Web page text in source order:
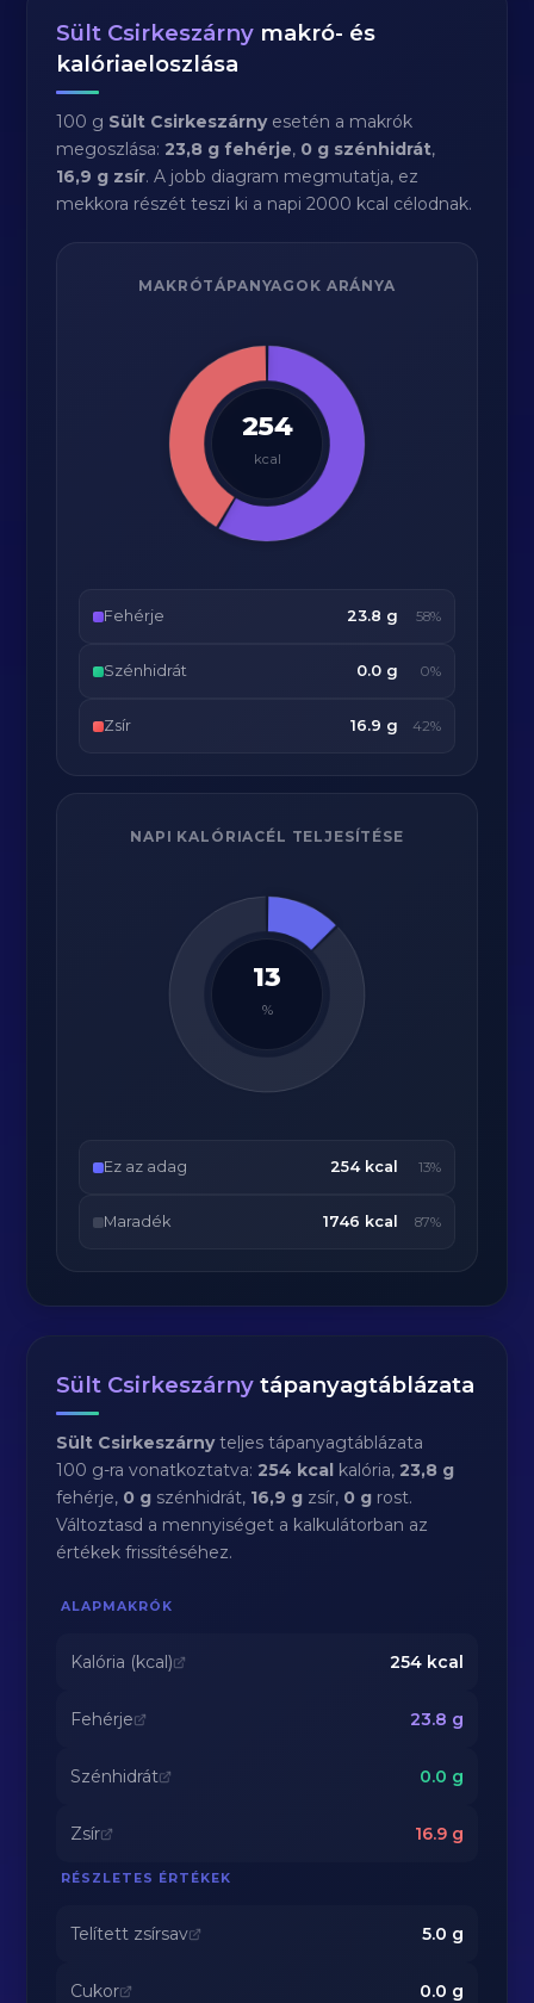
Sült Csirkeszárny makró- és
kalóriaeloszlása
100 g Sült Csirkeszárnyesetén a makrók
megoszlása:23,8 g fehérje, 0 g szénhidrát,
16,9 g zsír. A jobb diagram megmutatja, ez
mekkora részét teszi ki a napi 2000 kcal célodnak.
MAKRÓTÁPANYAGOK ARÁNYA
254
kcal
Fehérje 23.8 g 58%
Szénhidrát 0.0 g 0%
Zsír 16.9 g 42%
NAPI KALÓRIACÉL TELJESÍTÉSE
13
%
Ez az adag 254 kcal 13%
Maradék 1746 kcal 87%
Sült Csirkeszárny tápanyagtáblázata
Sült Csirkeszárnyteljes tápanyagtáblázata
100 g-ra vonatkoztatva:254 kcal kalória,23,8 g
fehérje, 0 g szénhidrát, 16,9 g zsír, 0 g rost.
Változtasd a mennyiséget a kalkulátorban az
értékek frissítéséhez.
ALAPMAKRÓK
Kalória (kcal) 254kcal
Fehérje 23.8 g
Szénhidrát 0.0 g
Zsír 16.9g
RÉSZLETES ÉRTÉKEK
Telített zsírsav 5.0 g
Cukor 0.0 g